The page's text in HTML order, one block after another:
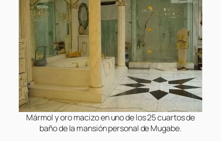
Mármol y oro macizo en uno de los 25 cuartos de
baño de la mansión personal de Mugabe.